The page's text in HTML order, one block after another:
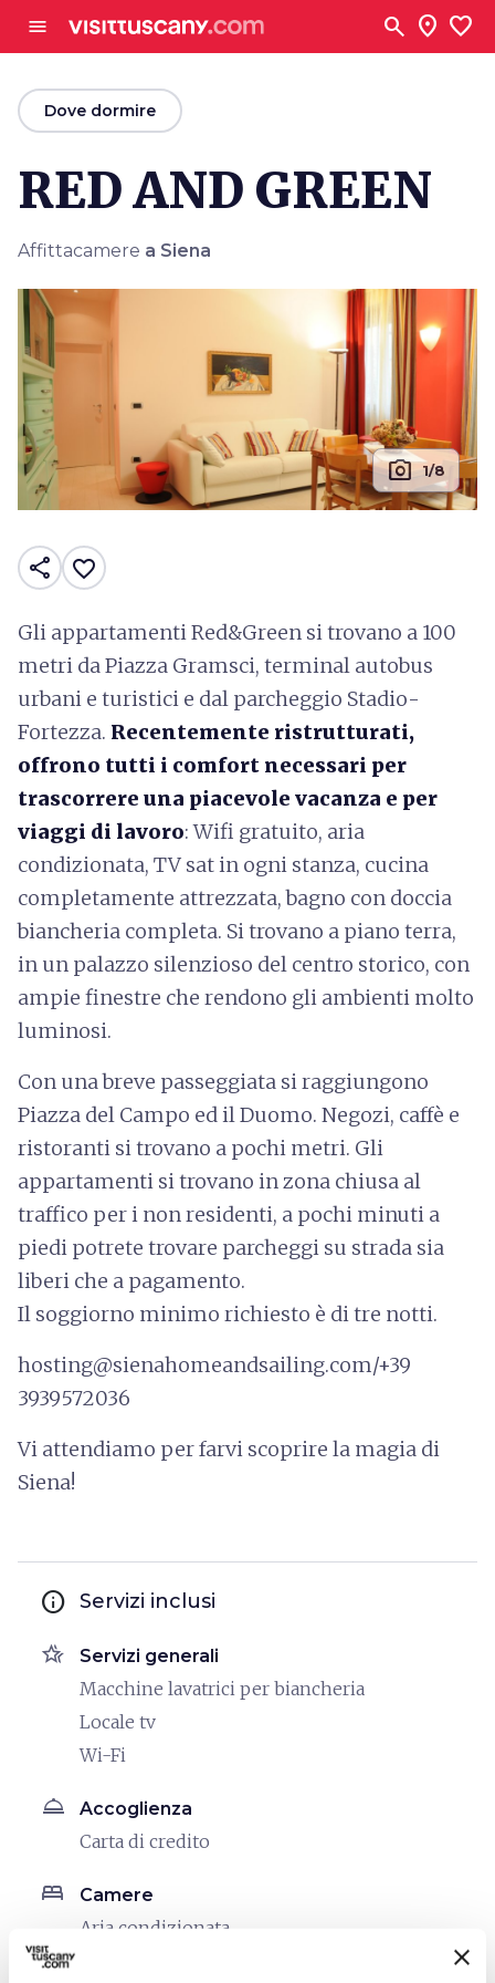
menu search location_on favorite
arrow_backDove dormire
RED AND GREEN
Affittacamere a Siena
photo_camera 1/8
share favorite_border
Gli appartamenti Red&Green si trovano a 100
metri da Piazza Gramsci, terminal autobus
urbani e turistici e dal parcheggio Stadio-
Fortezza. Recentemente ristrutturati,
offrono tutti i comfort necessari per
trascorrere una piacevole vacanza e per
viaggi di lavoro: Wifi gratuito, aria
condizionata, TV sat in ogni stanza, cucina
completamente attrezzata, bagno con doccia
biancheria completa. Si trovano a piano terra,
in un palazzo silenzioso del centro storico, con
ampie finestre che rendono gli ambienti molto
luminosi.
Con una breve passeggiata si raggiungono
Piazza del Campo ed il Duomo. Negozi, caffè e
ristoranti si trovano a pochi metri. Gli
appartamenti si trovano in zona chiusa al
traffico per i non residenti, a pochi minuti a
piedi potrete trovare parcheggi su strada sia
liberi che a pagamento.
Il soggiorno minimo richiesto è di tre notti.
hosting@sienahomeandsailing.com/+39
3939572036
Vi attendiamo per farvi scoprire la magia di
Siena!
info Servizi inclusi
hotel_class Servizi generali
Macchine lavatrici per biancheria
Locale tv
Wi-Fi
room_service Accoglienza
Carta di credito
bed Camere
Aria condizionata